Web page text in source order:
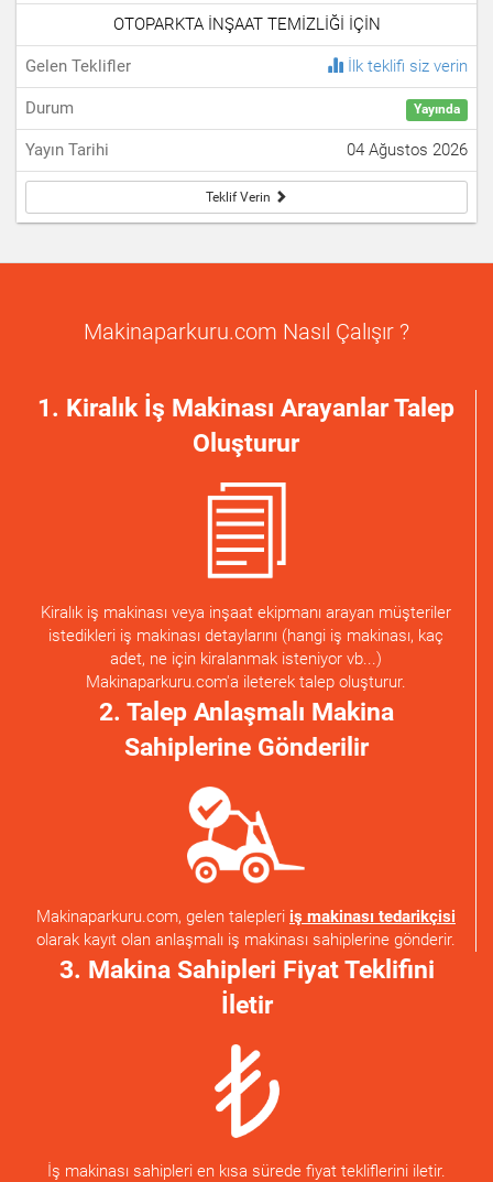
OTOPARKTA İNŞAAT TEMİZLİĞİ İÇİN
İlk teklifi siz verin
Yayında
04 Ağustos 2026
Teklif Verin
Makinaparkuru.com Nasıl Çalışır ?
1. Kiralık İş Makinası Arayanlar Talep
Oluşturur
Kiralık iş makinası veya inşaat ekipmanı arayan müşteriler
istedikleri iş makinası detaylarını (hangi iş makinası, kaç
adet, ne için kiralanmak isteniyor vb...)
Makinaparkuru.com'a ileterek talep oluşturur.
2. Talep Anlaşmalı Makina
Sahiplerine Gönderilir
Makinaparkuru.com, gelen talepleri iş makinası tedarikçisi
olarak kayıt olan anlaşmalı iş makinası sahiplerine gönderir.
3. Makina Sahipleri Fiyat Teklifini
İletir
İş makinası sahipleri en kısa sürede fiyat tekliflerini iletir.